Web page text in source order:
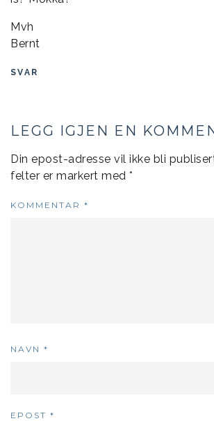
Mvh
Bernt
SVAR
LEGG IGJEN EN
Din epost-adresse vil ikke bli
felter er markert med *
KOMMENTAR *
NAVN *
EPOST *